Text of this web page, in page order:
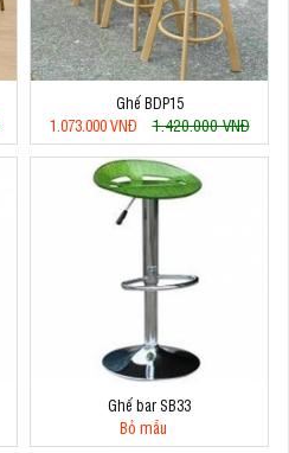
Ghế BDP15
1.073.000 VNĐ
1.420.000 VNĐ
Ghế bar SB33
Bỏ mẫu